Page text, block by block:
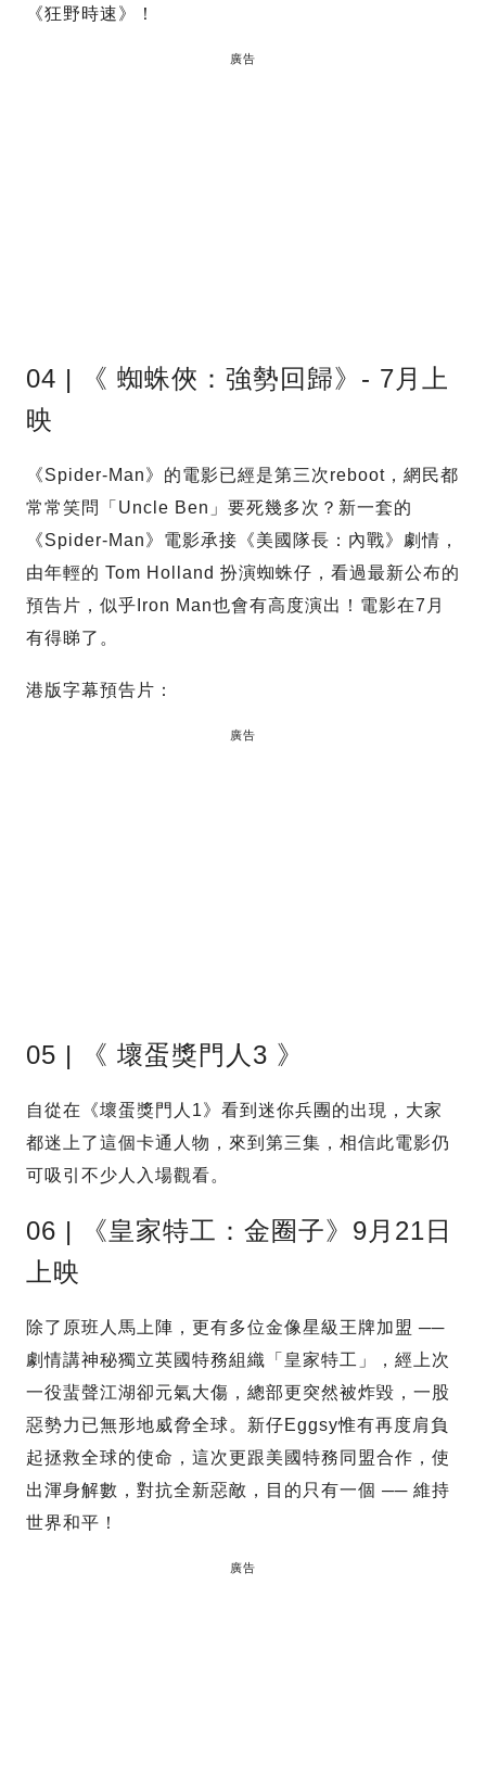
《狂野時速》！
廣告
04 | 《 蜘蛛俠：強勢回歸》- 7月上
映
《Spider-Man》的電影已經是第三次reboot，網民都
常常笑問「Uncle Ben」要死幾多次？新一套的
《Spider-Man》電影承接《美國隊長：內戰》劇情，
由年輕的 Tom Holland 扮演蜘蛛仔，看過最新公布的
預告片，似乎Iron Man也會有高度演出！電影在7月
有得睇了。
港版字幕預告片：
廣告
05 | 《 壞蛋獎門人3 》
自從在《壞蛋獎門人1》看到迷你兵團的出現，大家
都迷上了這個卡通人物，來到第三集，相信此電影仍
可吸引不少人入場觀看。
06 | 《皇家特工：金圈子》9月21日
上映
除了原班人馬上陣，更有多位金像星級王牌加盟 ──
劇情講神秘獨立英國特務組織「皇家特工」，經上次
一役蜚聲江湖卻元氣大傷，總部更突然被炸毀，一股
惡勢力已無形地威脅全球。新仔Eggsy惟有再度肩負
起拯救全球的使命，這次更跟美國特務同盟合作，使
出渾身解數，對抗全新惡敵，目的只有一個 ── 維持
世界和平！
廣告